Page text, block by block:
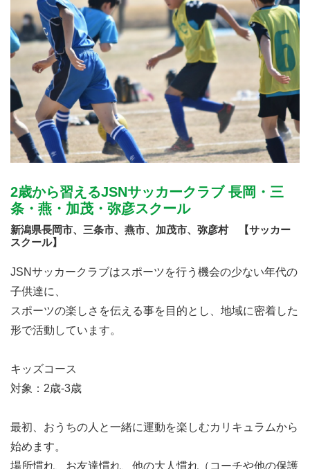
2歳から習えるJSNサッカークラブ 長岡・三
条・燕・加茂・弥彦スクール
新潟県長岡市、三条市、燕市、加茂市、弥彦村 【サッカー
スクール】
JSNサッカークラブはスポーツを行う機会の少ない年代の
子供達に、
スポーツの楽しさを伝える事を目的とし、地域に密着した
形で活動しています。
キッズコース
対象：2歳-3歳
最初、おうちの人と一緒に運動を楽しむカリキュラムから
始めます。
場所慣れ、お友達慣れ、他の大人慣れ（コーチや他の保護